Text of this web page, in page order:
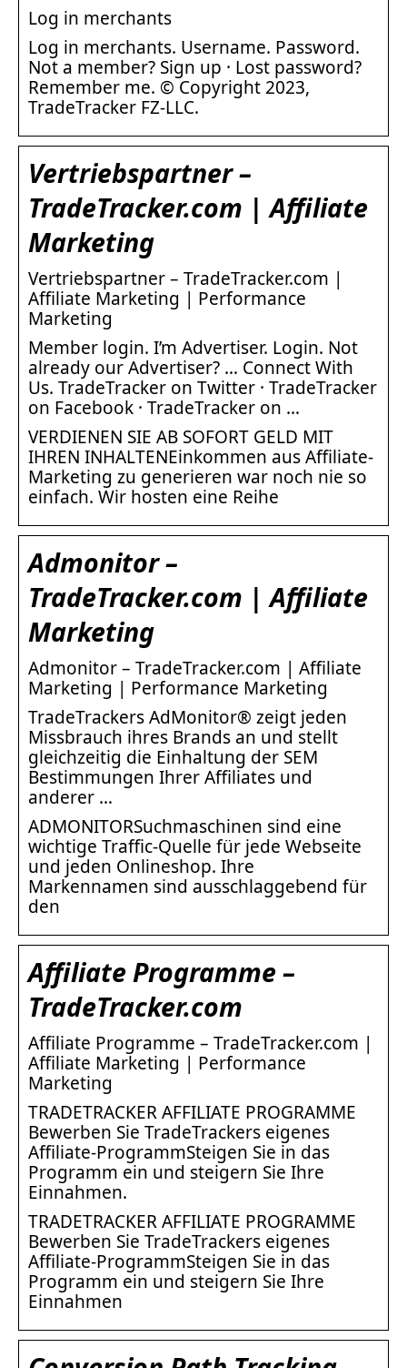
Log in merchants
Log in merchants. Username. Password.
Not a member? Sign up · Lost password?
Remember me. © Copyright 2023,
TradeTracker FZ-LLC.
Vertriebspartner –
TradeTracker.com | Affiliate
Marketing
Vertriebspartner – TradeTracker.com |
Affiliate Marketing | Performance
Marketing
Member login. I’m Advertiser. Login. Not
already our Advertiser? … Connect With
Us. TradeTracker on Twitter · TradeTracker
on Facebook · TradeTracker on …
VERDIENEN SIE AB SOFORT GELD MIT
IHREN INHALTENEinkommen aus Affiliate-
Marketing zu generieren war noch nie so
einfach. Wir hosten eine Reihe
Admonitor –
TradeTracker.com | Affiliate
Marketing
Admonitor – TradeTracker.com | Affiliate
Marketing | Performance Marketing
TradeTrackers AdMonitor® zeigt jeden
Missbrauch ihres Brands an und stellt
gleichzeitig die Einhaltung der SEM
Bestimmungen Ihrer Affiliates und
anderer …
ADMONITORSuchmaschinen sind eine
wichtige Traffic-Quelle für jede Webseite
und jeden Onlineshop. Ihre
Markennamen sind ausschlaggebend für
den
Affiliate Programme –
TradeTracker.com
Affiliate Programme – TradeTracker.com |
Affiliate Marketing | Performance
Marketing
TRADETRACKER AFFILIATE PROGRAMME
Bewerben Sie TradeTrackers eigenes
Affiliate-ProgrammSteigen Sie in das
Programm ein und steigern Sie Ihre
Einnahmen.
TRADETRACKER AFFILIATE PROGRAMME
Bewerben Sie TradeTrackers eigenes
Affiliate-ProgrammSteigen Sie in das
Programm ein und steigern Sie Ihre
Einnahmen